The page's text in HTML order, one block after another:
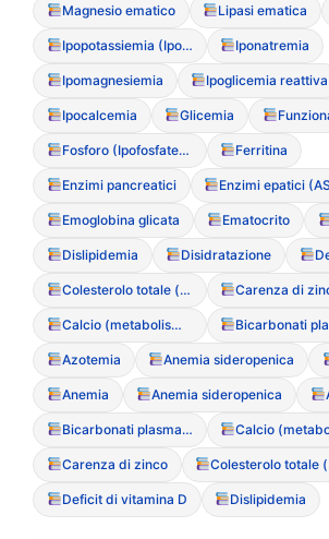
Magnesio ematico Lipasi ematica
Ipopotassiemia (Ipokaliemia) Iponatremia
Ipomagnesiemia Ipoglicemia reattiva
Ipocalcemia Glicemia
Fosforo (Ipofosfatemia) Ferritina
Enzimi pancreatici
Emoglobina glicata Ematocrito
Dislipidemia Disidratazione
Colesterolo totale (ipercolesterolemia paradossa) Carenza di
Calcio (metabolismo del)
Azotemia Anemia sideropenica
Anemia Anemia sideropenica
Bicarbonati plasmatici
Carenza di zinco
Deficit di vitamina D Dislipidemia